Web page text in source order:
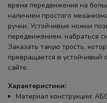
время передвижения на
наличием простого
ручки. Устойчивые ножки
передвижением, набраться
Заказать такую трость,
превращается в
сайте.
Характеристики:
Материал конструкции: